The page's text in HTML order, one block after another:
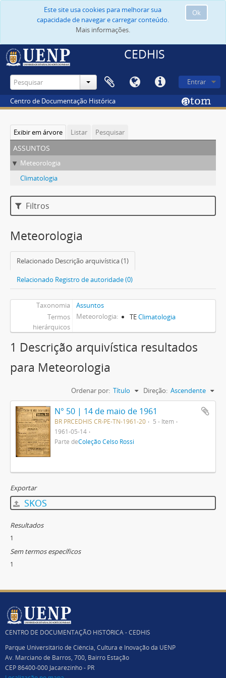
Ok
Este site usa cookies para melhorar sua
capacidade de navegar e carregar conteúdo.
Mais informações.
CEDHIS
Entrar
Centro de Documentação Histórica
Exibir em árvore Listar Pesquisar
assuntos
Meteorologia
Climatologia
Filtros
Meteorologia
Relacionado Descrição arquivística (1)
Relacionado Registro de autoridade (0)
Taxonomia
Assuntos
Termos
hierárquicos
Meteorologia TEClimatologia
1 Descrição arquivística resultados
para Meteorologia
Ordenar por: Título Direção: Ascendente
N° 50 | 14 de maio de 1961
BR PRCEDHIS CR-PE-TN-1961-20
5 - Item
1961-05-14
Parte deColeção Celso Rossi
Exportar
SKOS
Resultados
1
Sem termos específicos
1
CENTRO DE DOCUMENTAÇÃO HISTÓRICA - CEDHIS
Parque Universitário de Ciência, Cultura e Inovação da UENP
Av. Marciano de Barros, 700, Bairro Estação
CEP 86400-000 Jacarezinho - PR